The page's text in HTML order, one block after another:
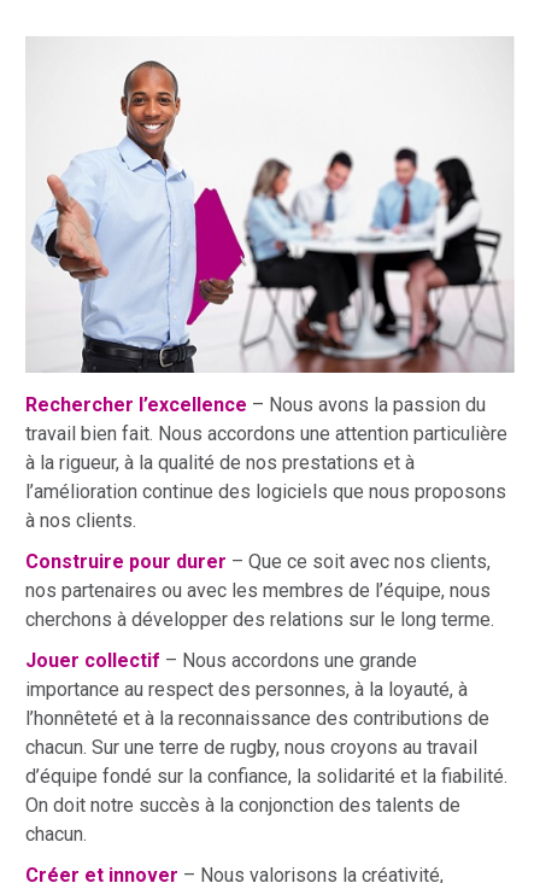
Rechercher l’excellence – Nous avons la passion du
travail bien fait. Nous accordons une attention particulière
à la rigueur, à la qualité de nos prestations et à
l’amélioration continue des logiciels que nous proposons
à nos clients.
Construire pour durer – Que ce soit avec nos clients,
nos partenaires ou avec les membres de l’équipe, nous
cherchons à développer des relations sur le long terme.
Jouer collectif – Nous accordons une grande
importance au respect des personnes, à la loyauté, à
l’honnêteté et à la reconnaissance des contributions de
chacun. Sur une terre de rugby, nous croyons au travail
d’équipe fondé sur la confiance, la solidarité et la fiabilité.
On doit notre succès à la conjonction des talents de
chacun.
Créer et innover – Nous valorisons la créativité,